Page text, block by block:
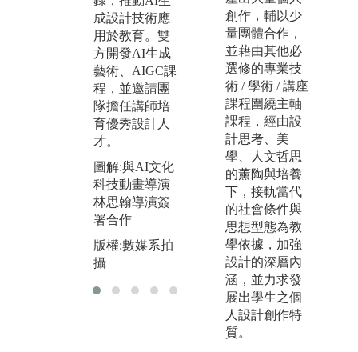
成設計技術應
用於教育。雙
方開發AI生成
藝術、AIGC課
程，並邀請團
隊擔任講師培
育優秀設計人
才。
圖解:與AI文化
科技動畫導演
林思翰導演簽
署合作
版權:數媒系拍
攝
務經驗並打造
具商品化潛力
的作品。學生
在放視大賞獲
廠商肯定，廠
商蒞校洽談長
期合作計畫。
圖解:學生專題
獲2024放視大
賞企業特別獎
獎項
版權:數媒系拍
攝
創作，輔以少
量團體合作，
並藉由其他必
選修的專業技
術 / 學術 / 講座
課程圍繞主軸
課程，經由設
計思考、美
學、人文哲思
的薰陶與培養
下，接軌當代
的社會條件與
思想型態為教
學依據，加強
設計的深層內
涵，並力求發
展出學生之個
人設計創作特
質。